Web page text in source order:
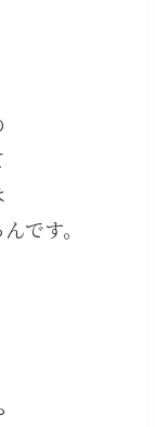
です。